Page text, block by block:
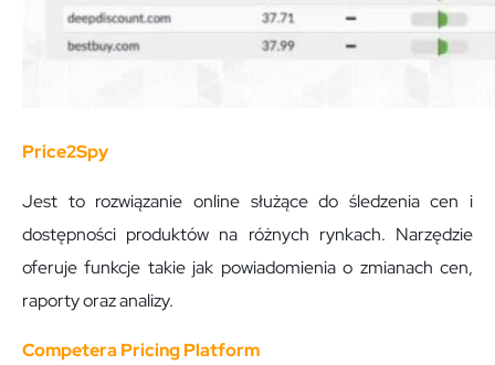
Price2Spy
Jest to rozwiązanie online służące do śledzenia cen i
dostępności produktów na różnych rynkach. Narzędzie
oferuje funkcje takie jak powiadomienia o zmianach cen,
raporty oraz analizy.
Competera Pricing Platform